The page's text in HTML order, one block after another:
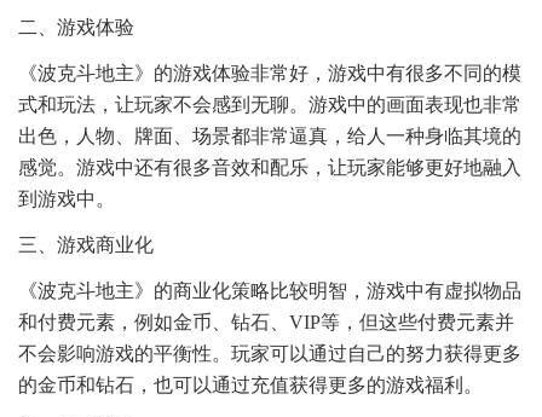
二、游戏体验
《波克斗地主》的游戏体验非常好，游戏中有很多不同的模
式和玩法，让玩家不会感到无聊。游戏中的画面表现也非常
出色，人物、牌面、场景都非常逼真，给人一种身临其境的
感觉。游戏中还有很多音效和配乐，让玩家能够更好地融入
到游戏中。
三、游戏商业化
《波克斗地主》的商业化策略比较明智，游戏中有虚拟物品
和付费元素，例如金币、钻石、VIP等，但这些付费元素并
不会影响游戏的平衡性。玩家可以通过自己的努力获得更多
的金币和钻石，也可以通过充值获得更多的游戏福利。